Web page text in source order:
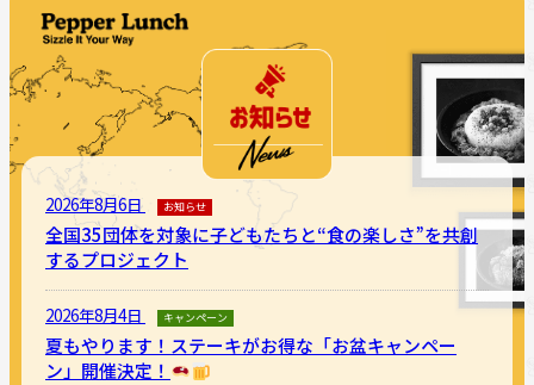
2026年8月6日 お知らせ
全国35団体を対象に子どもたちと“食の楽しさ”を共創
するプロジェクト
2026年8月4日 キャンペーン
夏もやります！ステーキがお得な「お盆キャンペー
ン」開催決定！